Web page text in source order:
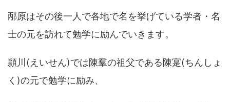
邴原はその後一人で各地で名を挙げている学者・名
士の元を訪れて勉学に励んでいきます。
頴川(えいせん)では陳羣の祖父である陳寔(ちんしょ
く)の元で勉学に励み、